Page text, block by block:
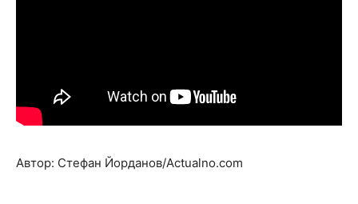
Автор: Стефан Йорданов/Actualno.com